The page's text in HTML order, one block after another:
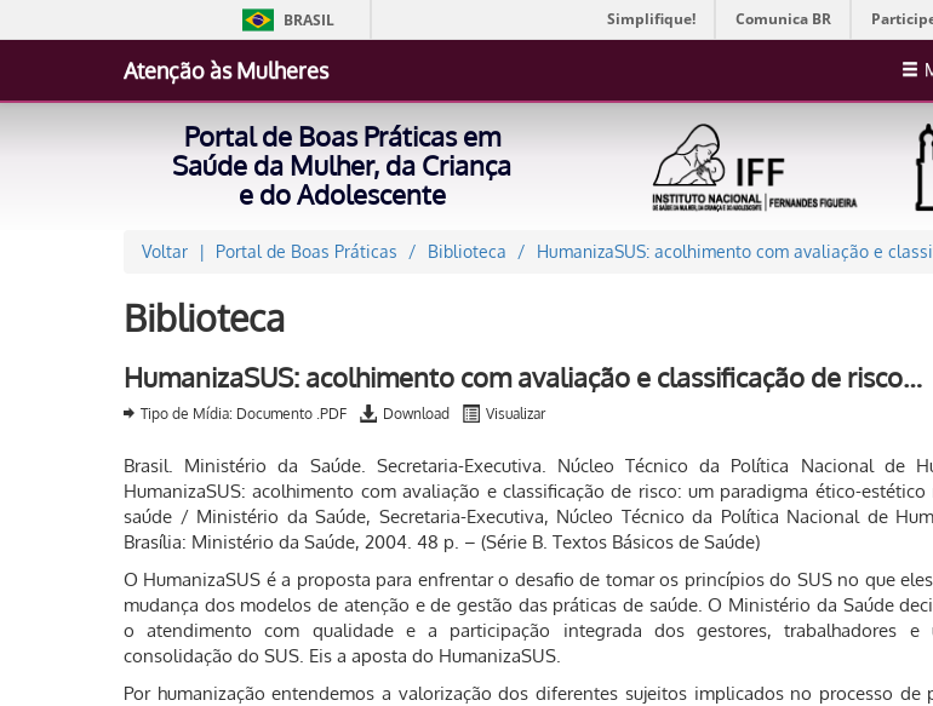
BRASIL Simplifique! Comunica BR
Atenção às Mulheres
Portal de Boas Práticas em
Saúde da Mulher, da Criança
e do Adolescente
Voltar Portal de Boas Práticas Biblioteca HumanizaSUS: acolhimento com avaliação e
Biblioteca
HumanizaSUS: acolhimento com avaliação e classificação de risco…
Tipo de Mídia: Documento .PDF Download Visualizar
Brasil. Ministério da Saúde. Secretaria-Executiva. Núcleo Técnico da Política Nacional de
HumanizaSUS: acolhimento com avaliação e classificação de risco: um paradigma ético-
saúde / Ministério da Saúde, Secretaria-Executiva, Núcleo Técnico da Política Nacional de
Brasília: Ministério da Saúde, 2004. 48 p. – (Série B. Textos Básicos de Saúde)
O HumanizaSUS é a proposta para enfrentar o desafio de tomar os princípios do SUS no que
mudança dos modelos de atenção e de gestão das práticas de saúde. O Ministério da Saúde
o atendimento com qualidade e a participação integrada dos gestores, trabalhadores e
consolidação do SUS. Eis a aposta do HumanizaSUS.
Por humanização entendemos a valorização dos diferentes sujeitos implicados no processo de